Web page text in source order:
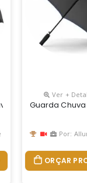
Ø960 Mm | 240
Automática,
Promocional
Ver +
Guarda
Por:
ORÇAR